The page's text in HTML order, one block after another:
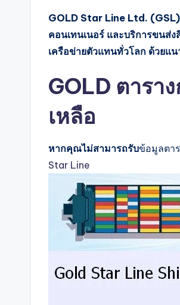
GOLD Star Line Ltd. (GSL)
คอนเทนเนอร์ และบริการขนส่
เครือข่ายตัวแทนทั่วโลก ด้วยแน
GOLD ตารา
เหลือ
หากคุณไม่สามารถรับข้อมูลตา
Star Line